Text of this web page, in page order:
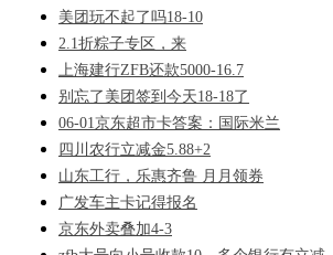
美团玩不起了吗18-10
2.1折粽子专区，来
上海建行ZFB还款5000-16.7
别忘了美团签到今天18-18了
06-01京东超市卡答案：国际米兰
四川农行立减金5.88+2
山东工行，乐惠齐鲁 月月领券
广发车主卡记得报名
京东外卖叠加4-3